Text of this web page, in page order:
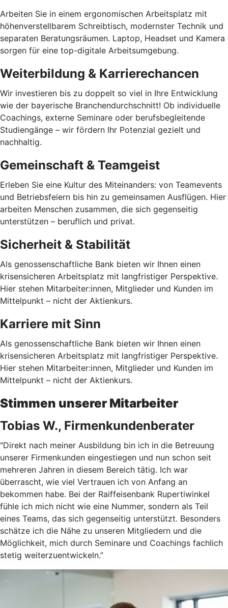
Arbeiten Sie in einem ergonomischen Arbeitsplatz mit
höhenverstellbarem Schreibtisch, modernster Technik und
separaten Beratungsräumen. Laptop, Headset und Kamera
sorgen für eine top-digitale Arbeitsumgebung.
Weiterbildung & Karrierechancen
Wir investieren bis zu doppelt so viel in Ihre Entwicklung
wie der bayerische Branchendurchschnitt! Ob individuelle
Coachings, externe Seminare oder berufsbegleitende
Studiengänge – wir fördern Ihr Potenzial gezielt und
nachhaltig.
Gemeinschaft & Teamgeist
Erleben Sie eine Kultur des Miteinanders: von Teamevents
und Betriebsfeiern bis hin zu gemeinsamen Ausflügen. Hier
arbeiten Menschen zusammen, die sich gegenseitig
unterstützen – beruflich und privat.
Sicherheit & Stabilität
Als genossenschaftliche Bank bieten wir Ihnen einen
krisensicheren Arbeitsplatz mit langfristiger Perspektive.
Hier stehen Mitarbeiter:innen, Mitglieder und Kunden im
Mittelpunkt – nicht der Aktienkurs.
Karriere mit Sinn
Als genossenschaftliche Bank bieten wir Ihnen einen
krisensicheren Arbeitsplatz mit langfristiger Perspektive.
Hier stehen Mitarbeiter:innen, Mitglieder und Kunden im
Mittelpunkt – nicht der Aktienkurs.
Stimmen unserer Mitarbeiter
Tobias W., Firmenkundenberater
"Direkt nach meiner Ausbildung bin ich in die Betreuung
unserer Firmenkunden eingestiegen und nun schon seit
mehreren Jahren in diesem Bereich tätig. Ich war
überrascht, wie viel Vertrauen ich von Anfang an
bekommen habe. Bei der Raiffeisenbank Rupertiwinkel
fühle ich mich nicht wie eine Nummer, sondern als Teil
eines Teams, das sich gegenseitig unterstützt. Besonders
schätze ich die Nähe zu unseren Mitgliedern und die
Möglichkeit, mich durch Seminare und Coachings fachlich
stetig weiterzuentwickeln.”